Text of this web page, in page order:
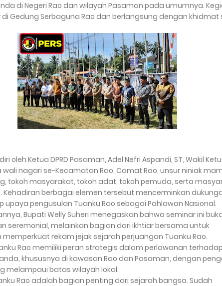
di Negeri Rao dan wilayah Pasaman pada umumnya.
Gedung Serbaguna Rao dan berlangsung dengan khidmat
oleh Ketua DPRD Pasaman, Adel Nefri Aspandi, ST, Wakil
wali nagari se-Kecamatan Rao, Camat Rao, unsur niniak
tokoh masyarakat, tokoh adat, tokoh pemuda, serta
Kehadiran berbagai elemen tersebut mencerminkan
upaya pengusulan Tuanku Rao sebagai Pahlawan Nasional.
Bupati Welly Suheri menegaskan bahwa seminar ini
seremonial, melainkan bagian dari ikhtiar bersama untuk
rekam jejak sejarah perjuangan Tuanku Rao.
Rao memiliki peran strategis dalam perlawanan terhadap
khususnya di kawasan Rao dan Pasaman, dengan
melampaui batas wilayah lokal.
Rao adalah bagian penting dari sejarah bangsa. Sudah